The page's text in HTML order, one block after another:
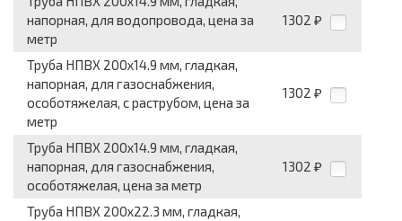
напорная, для водопровода, цена за
метр
1302 ₽
Труба НПВХ 200x14.9 мм, гладкая,
напорная, для газоснабжения,
особотяжелая, с раструбом, цена за
метр
1302 ₽
Труба НПВХ 200x14.9 мм, гладкая,
напорная, для газоснабжения,
особотяжелая, цена за метр
1302 ₽
Труба НПВХ 200x22.3 мм, гладкая,